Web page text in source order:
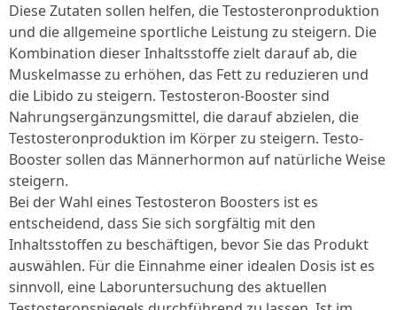
Diese Zutaten sollen helfen, die Testosteronproduktion
und die allgemeine sportliche Leistung zu steigern. Die
Kombination dieser Inhaltsstoffe zielt darauf ab, die
Muskelmasse zu erhöhen, das Fett zu reduzieren und
die Libido zu steigern. Testosteron-Booster sind
Nahrungsergänzungsmittel, die darauf abzielen, die
Testosteronproduktion im Körper zu steigern. Testo-
Booster sollen das Männerhormon auf natürliche Weise
steigern.
Bei der Wahl eines Testosteron Boosters ist es
entscheidend, dass Sie sich sorgfältig mit den
Inhaltsstoffen zu beschäftigen, bevor Sie das Produkt
auswählen. Für die Einnahme einer idealen Dosis ist es
sinnvoll, eine Laboruntersuchung des aktuellen